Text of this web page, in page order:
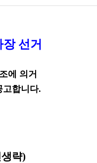
선거
에 의거
고합니다.
략)